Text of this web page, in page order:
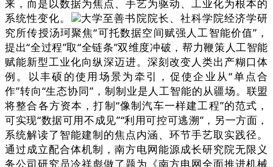
来，而是以数据为焦点、手艺为驱动、工业化为根本的
系统性变化。
大学至善书院院长、社科学院经济学研
究所传授汤珂聚焦“可托数据空间赋强人工智能价值”，
提出“全过程”取“全链条”双维度冲破，帮力鞭策人工智能
赋能新型工业化向纵深迈进。深刻改变人类出产糊口体
例。以丰硕的使用场景为牵引，促使企业从“单点合
作”转向“生态协同”，制制业是人工智能的从疆场。联盟
将整合各方资本，打制“像制汽车一样建工程”的范式，
可实现“数据可用不成见”“利用可控可逃溯”，另一方面，
系统解读了智能建制的焦点内涵、环节手艺取实践径。
通过成立配合体机制，南方电网能源成长研究院无限义
务公司研究员冷祥彪做了题为《南方电网全面推进机械